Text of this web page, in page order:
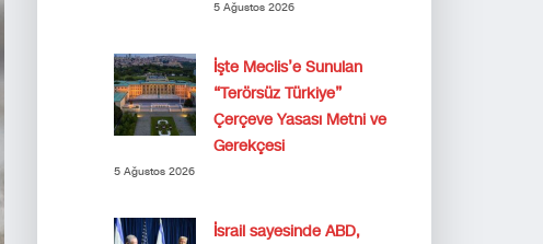
5 Ağustos 2026
İşte Meclis’e Sunulan
“Terörsüz Türkiye”
Çerçeve Yasası Metni ve
Gerekçesi
5 Ağustos 2026
İsrail sayesinde ABD,